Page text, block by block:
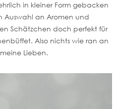
in kleiner Form gebacken
Auswahl an Aromen und
Schätzchen doch perfekt für
Also nichts wie ran an
Lieben.